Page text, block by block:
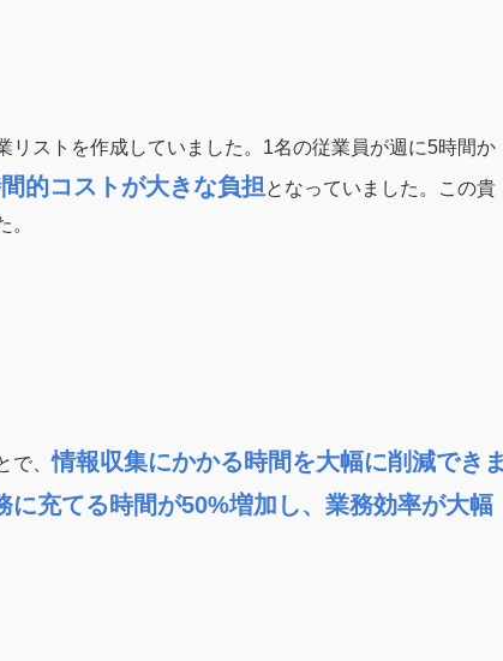
ストを作成していました。1名の従業員が週に5時間か
的コストが大きな負担 となっていました。この貴
。
で、情報収集にかかる時間を大幅に削減でき
充てる時間が50%増加し、業務効率が大幅